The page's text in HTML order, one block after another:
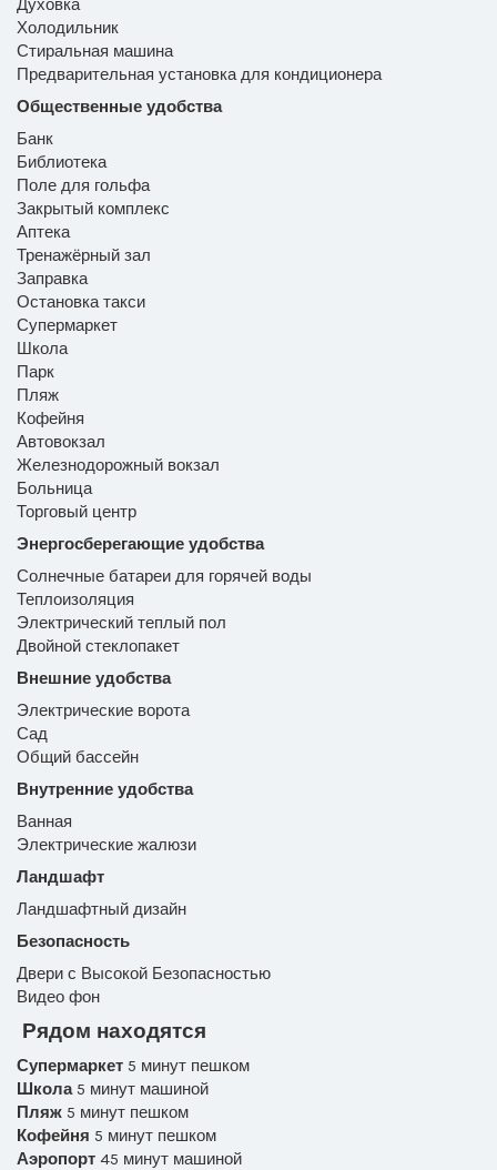
Духовка
Холодильник
Стиральная машина
Предварительная установка для кондиционера
Общественные удобства
Банк
Библиотека
Поле для гольфа
Закрытый комплекс
Аптека
Тренажёрный зал
Заправка
Остановка такси
Супермаркет
Школа
Парк
Пляж
Кофейня
Автовокзал
Железнодорожный вокзал
Больница
Торговый центр
Энергосберегающие удобства
Солнечные батареи для горячей воды
Теплоизоляция
Электрический теплый пол
Двойной стеклопакет
Внешние удобства
Электрические ворота
Сад
Общий бассейн
Внутренние удобства
Ванная
Электрические жалюзи
Ландшафт
Ландшафтный дизайн
Безопасность
Двери с Высокой Безопасностью
Видео фон
Рядом находятся
Супермаркет 5 минут пешком
Школа5 минут машиной
Пляж 5 минут пешком
Кофейня 5 минут пешком
Аэропорт 45 минут машиной